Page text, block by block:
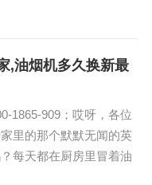
,油烟机多久换新最
1865-909；哎呀，各位
里的那个默默无闻的英
每天都在厨房里冒着油